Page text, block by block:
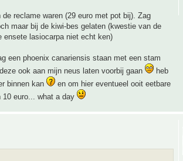
reclame waren (29 euro met pot bij). Zag
maar bij de kiwi-bes gelaten (kwestie van de
ensete lasiocarpa niet echt ken)
een phoenix canariensis staan met een stam
ook aan mijn neus laten voorbij gaan
heb
binnen kan
en om hier eventueel ooit eetbare
10 euro... what a day